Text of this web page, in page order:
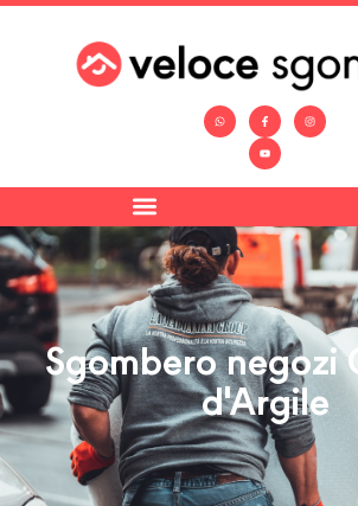
Sgombero negozi
d'Argile